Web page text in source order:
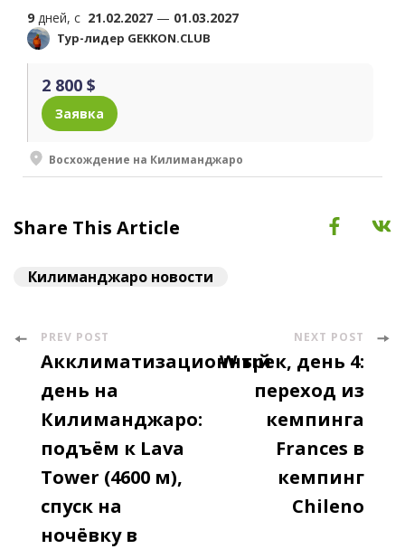
9 дней, c 21.02.2027 — 01.03.2027
Тур-лидер GEKKON.CLUB
2 800 $
Заявка
Восхождение на Килиманджаро
Share This Article
Килиманджаро новости
Post
Navigation
PREV POST
Акклиматизационный
день на
Килиманджаро:
подъём к Lava
Tower (4600 м),
спуск на
ночёвку в
NEXT POST
W трек, день 4:
переход из
кемпинга
Frances в
кемпинг
Chileno